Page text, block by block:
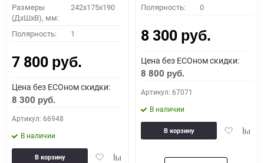
Размеры
(ДхШхВ), мм:
242x175x190
Полярность: 1
7 800 руб.
Цена без ECOном скидки:
8 300 руб.
Артикул: 66948
В наличии
ДобавитьДобавить
В корзину
Полярность: 0
8 300 руб.
Цена без ECOном скидки:
8 800 руб.
Артикул: 67071
В наличии
Добавить
В корзину